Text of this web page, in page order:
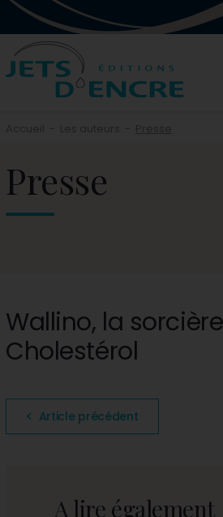
Presse
Wallino, la
Cholestérol
Article précédent
A lire également